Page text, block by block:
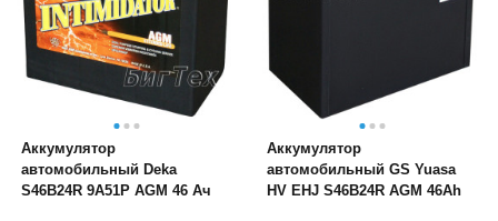
Аккумулятор
автомобильный Deka
S46B24R 9A51P AGM 46 Ач
Аккумулятор
автомобильный GS Yuasa
HV EHJ S46B24R AGM 46Ah